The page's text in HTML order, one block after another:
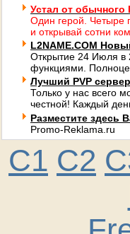
Устал от обычного
Один герой. Четыре
и открывай сотни
L2NAME.COM
Открытие 24 Июля в
функциями.
Лучший PVP
Только у нас всего
честной! Каждый
Разместите здесь
Promo-Reklama.ru
C1 C2